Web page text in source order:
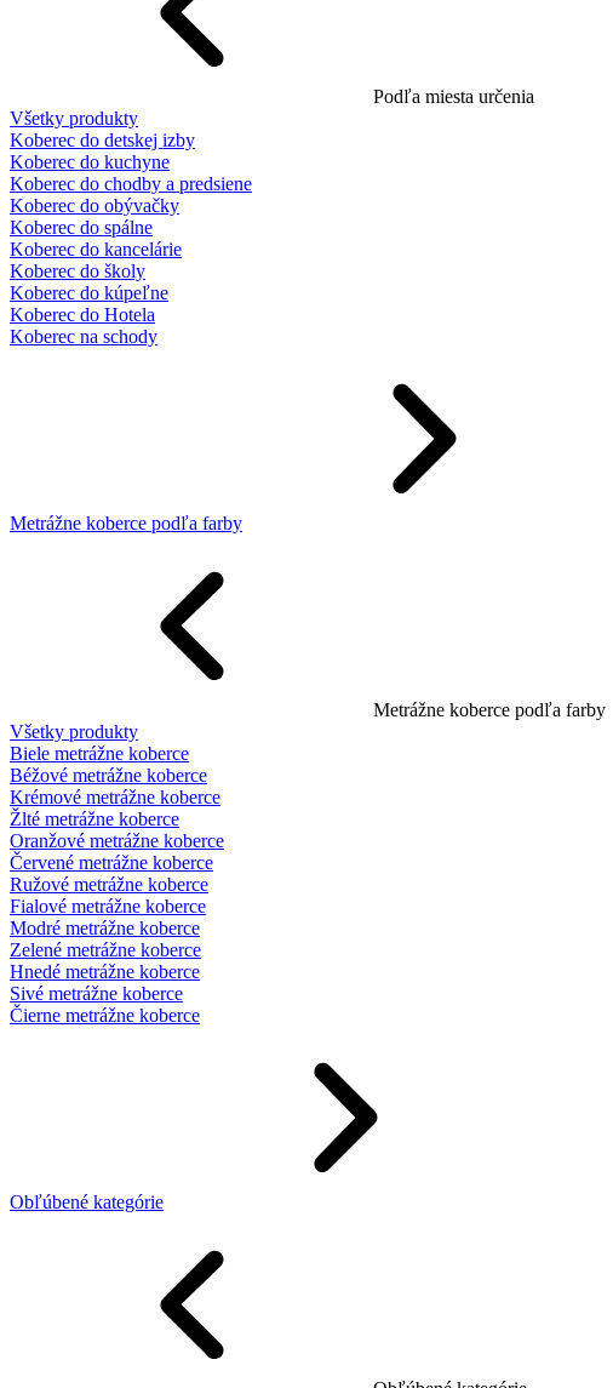
Podľa miesta určenia
Všetky produkty
Koberec do detskej izby
Koberec do kuchyne
Koberec do chodby a predsiene
Koberec do obývačky
Koberec do spálne
Koberec do kancelárie
Koberec do školy
Koberec do kúpeľne
Koberec do Hotela
Koberec na schody
Metrážne koberce podľa farby
Metrážne koberce podľa farby
Všetky produkty
Biele metrážne koberce
Béžové metrážne koberce
Krémové metrážne koberce
Žlté metrážne koberce
Oranžové metrážne koberce
Červené metrážne koberce
Ružové metrážne koberce
Fialové metrážne koberce
Modré metrážne koberce
Zelené metrážne koberce
Hnedé metrážne koberce
Sivé metrážne koberce
Čierne metrážne koberce
Obľúbené kategórie